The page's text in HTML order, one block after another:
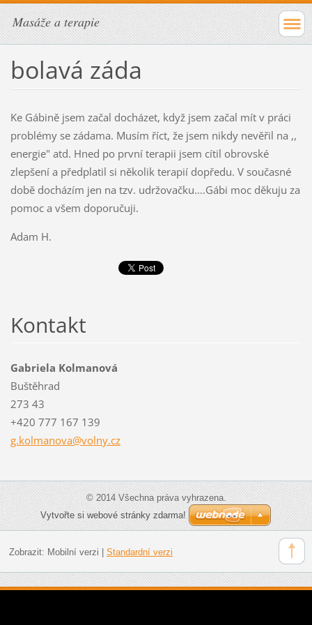
Masáže a terapie
bolavá záda
Ke Gábině jsem začal docházet, když jsem začal mít v práci
problémy se zádama. Musím říct, že jsem nikdy nevěřil na ,,
energie" atd. Hned po první terapii jsem cítil obrovské
zlepšení a předplatil si několik terapií dopředu. V současné
době docházím jen na tzv. udržovačku....Gábi moc děkuju za
pomoc a všem doporučuji.
Adam H.
Kontakt
Gabriela Kolmanová
Buštěhrad
273 43
+420 777 167 139
g.kolmanova@volny.cz
© 2014 Všechna práva vyhrazena.
Vytvořte si webové stránky zdarma!
Zobrazit: Mobilní verzi | Standardní verzi